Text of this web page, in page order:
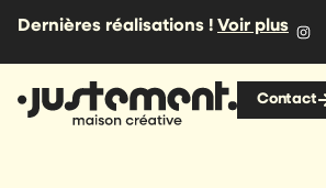
Dernières réalisations ! Voir plus
Contact